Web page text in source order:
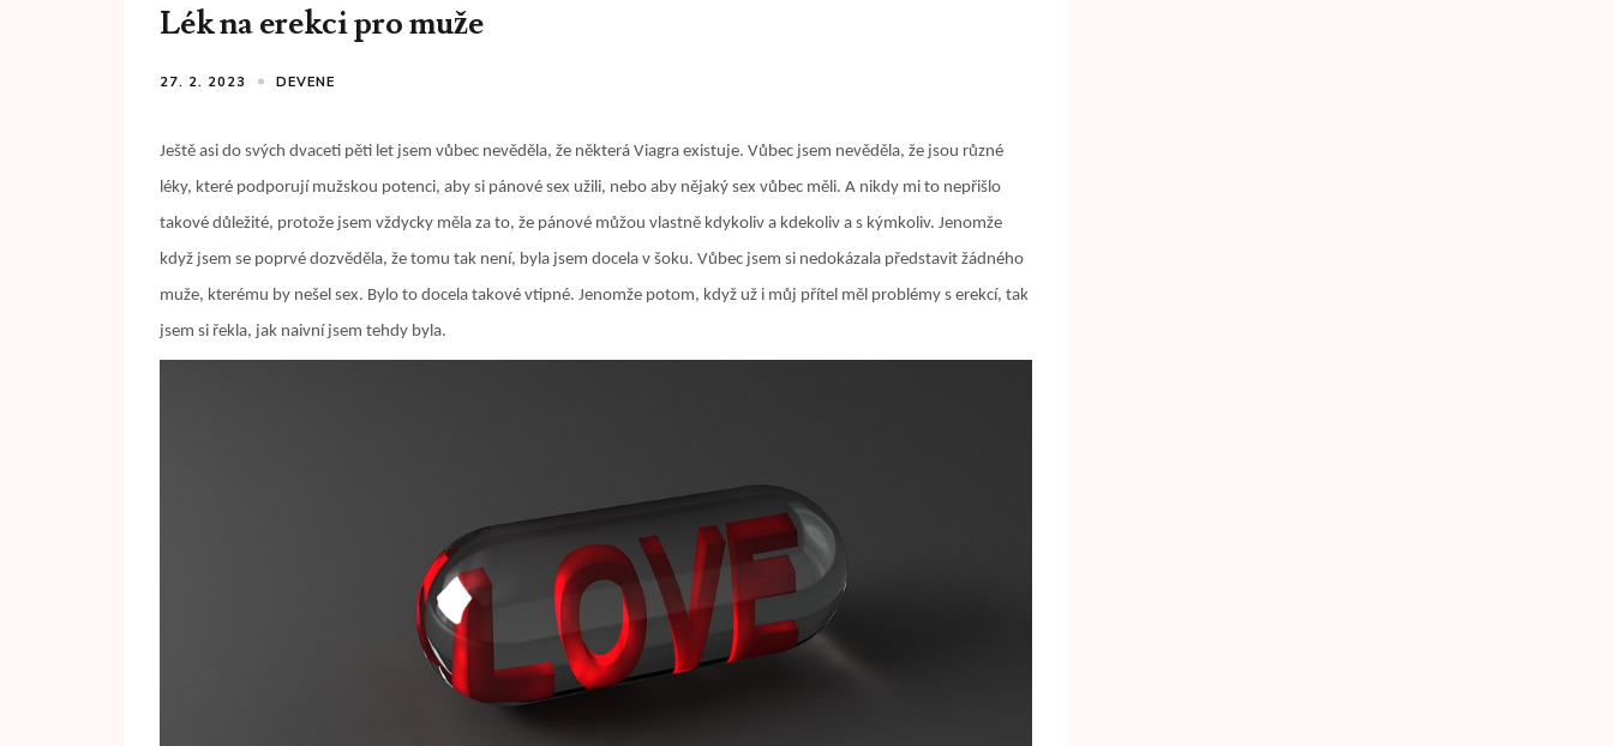
Lék na erekci pro muže
27. 2. 2023 DEVENE
Ještě asi do svých dvaceti pěti let jsem vůbec nevěděla, že některá Viagra existuje. Vůbec jsem nevěděla, že jsou různé
léky, které podporují mužskou potenci, aby si pánové sex užili, nebo aby nějaký sex vůbec měli. A nikdy mi to nepřišlo
takové důležité, protože jsem vždycky měla za to, že pánové můžou vlastně kdykoliv a kdekoliv a s kýmkoliv. Jenomže
když jsem se poprvé dozvěděla, že tomu tak není, byla jsem docela v šoku. Vůbec jsem si nedokázala představit žádného
muže, kterému by nešel sex. Bylo to docela takové vtipné. Jenomže potom, když už i můj přítel měl problémy s erekcí, tak
jsem si řekla, jak naivní jsem tehdy byla.